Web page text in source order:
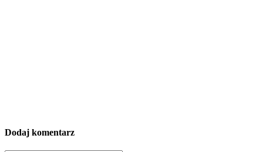
Dodaj komentarz